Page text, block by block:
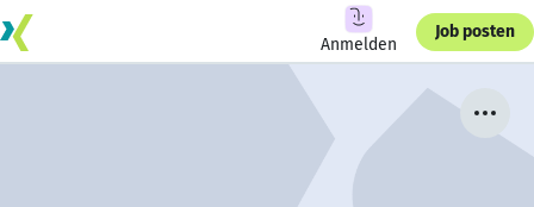
Anmelden
Job posten